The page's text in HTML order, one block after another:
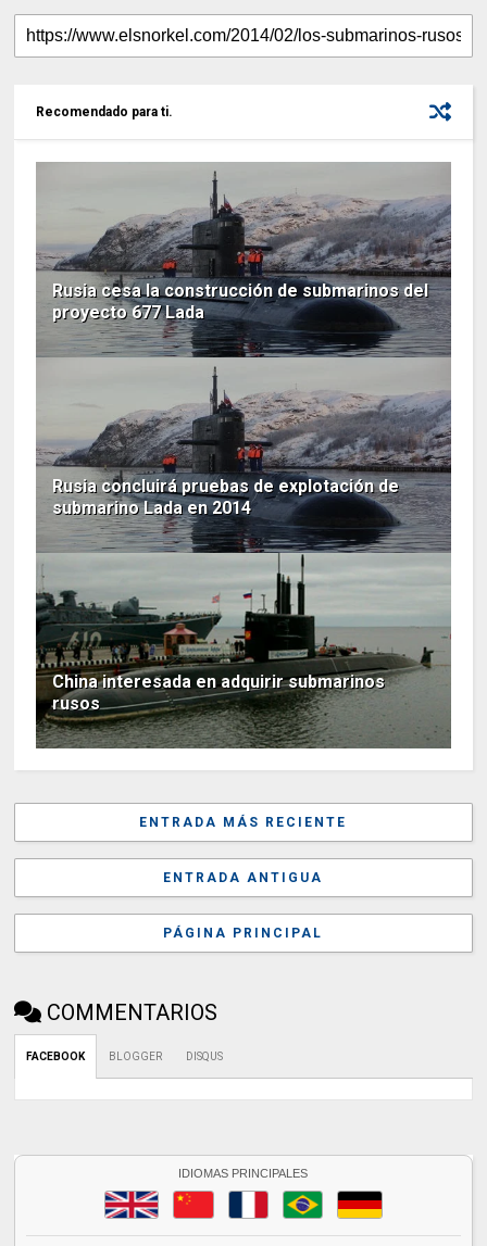
Recomendado para ti.
Rusia cesa la construcción de submarinos del
proyecto 677 Lada
Rusia concluirá pruebas de explotación de
submarino Lada en 2014
China interesada en adquirir submarinos
rusos
ENTRADA MÁS RECIENTE
ENTRADA ANTIGUA
PÁGINA PRINCIPAL
COMMENTARIOS
FACEBOOK BLOGGER DISQUS
IDIOMAS PRINCIPALES